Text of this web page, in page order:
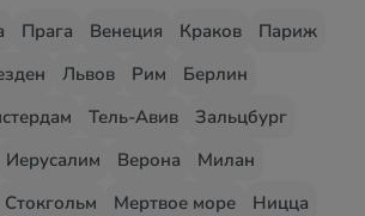
Прага Венеция Краков
Париж
Львов Рим
Берлин
Тель-Авив
Зальцбург
Иерусалим Верона
Милан
Стокгольм Мертвое море
Ницца